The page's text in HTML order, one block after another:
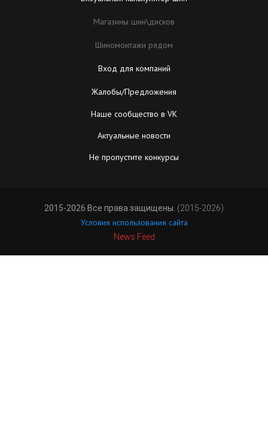
Магазины шин\дисков
Шиномонтажи рядом
Вход для компаний
Жалобы/Предложения
Наше сообщество в VK
Актуальные новости
Не пропустите конкурсы
2015-2026 Все права защищены. (2015-2026)
Условия использования сайта
News Feed